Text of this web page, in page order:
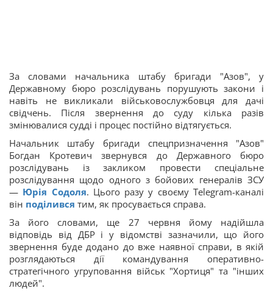
За словами начальника штабу бригади "Азов", у
Державному бюро розслідувань порушують закони і
навіть не викликали військовослужбовця для дачі
свідчень. Після звернення до суду кілька разів
змінювалися судді і процес постійно відтягується.
Начальник штабу бригади спецпризначення "Азов"
Богдан Кротевич звернувся до Державного бюро
розслідувань із закликом провести спеціальне
розслідування щодо одного з бойових генералів ЗСУ
— Юрія Содоля. Цього разу у своєму Telegram-каналі
він поділився тим, як просувається справа.
За його словами, ще 27 червня йому надійшла
відповідь від ДБР і у відомстві зазначили, що його
звернення буде додано до вже наявної справи, в якій
розглядаються дії командування оперативно-
стратегічного угруповання військ "Хортиця" та "інших
людей".